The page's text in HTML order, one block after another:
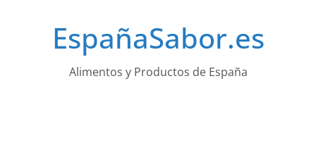
EspañaSabor.es
Alimentos y Productos de España